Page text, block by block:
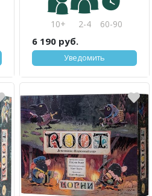
10+ 2-4 60-90
6 190 руб.
Уведомить